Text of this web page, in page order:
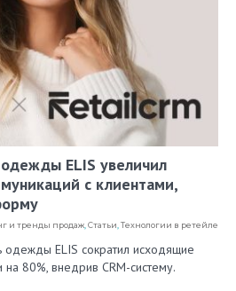
ELIS увеличил
с клиентами,
и тренды продаж,Статьи,Технологии в ретейле
одежды ELIS сократил исходящие
80%, внедрив CRM-систему.